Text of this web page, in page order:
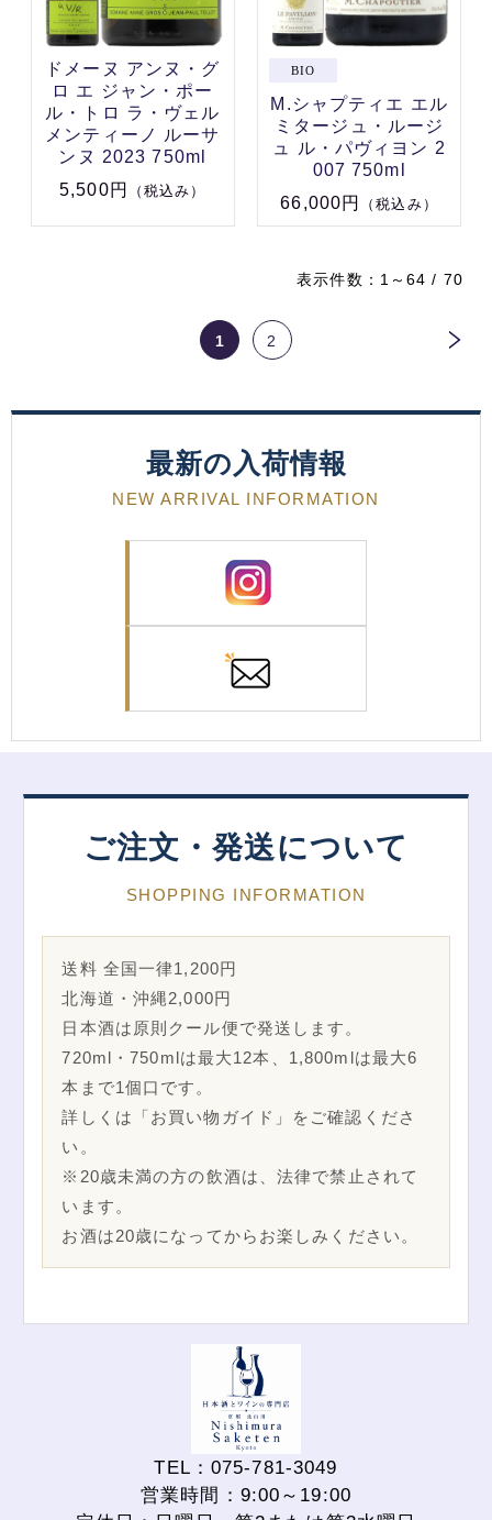
ドメーヌ アンヌ・グ
ロ エ ジャン・ポー
ル・トロ ラ・ヴェル
メンティーノ ルーサ
ンヌ 2023 750ml
5,500円
（税込み）
M.シャプティエ エル
ミタージュ・ルージ
ュ ル・パヴィヨン 2
007 750ml
66,000円
（税込み）
表示件数：1～64 / 70
1 2
最新の入荷情報
NEW ARRIVAL INFORMATION
ご注文・発送について
SHOPPING INFORMATION
送料 全国一律1,200円
北海道・沖縄2,000円
日本酒は原則クール便で発送します。
720ml・750mlは最大12本、1,800mlは最大6
本まで1個口です。
詳しくは「お買い物ガイド」をご確認くださ
い。
※20歳未満の方の飲酒は、法律で禁止されて
います。
お酒は20歳になってからお楽しみください。
TEL：075-781-3049
営業時間：9:00～19:00